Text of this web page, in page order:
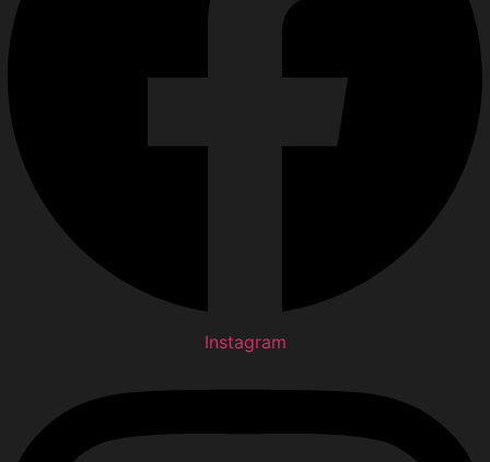
Instagram